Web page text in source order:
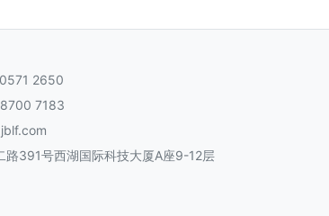
2650
7183
路391号西湖国际科技大厦A座9-12层